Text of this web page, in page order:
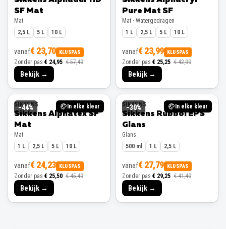
SF Mat
Mat
2,5 L
5 L 10 L
vanaf€ 23,70 KLUSPAS
Zonder pas € 24,95 € 57,49
Bekijk →
Pure Mat SF
Mat · Watergedragen
1 L
2,5 L 5 L 10 L
vanaf€ 23,99 KLUSPAS
Zonder pas € 25,25 € 42,99
Bekijk →
−44% In elke kleur
SIKKENS
Sikkens Alphatex SF
Mat
Mat
1 L
2,5 L 5 L 10 L
vanaf€ 24,23 KLUSPAS
Zonder pas € 25,50 € 45,49
Bekijk →
−30% In elke kleur
SIKKENS
Sikkens Rubbol EPS
Glans
Glans
500 ml
1 L 2,5 L
vanaf€ 27,79 KLUSPAS
Zonder pas € 29,25 € 41,49
Bekijk →